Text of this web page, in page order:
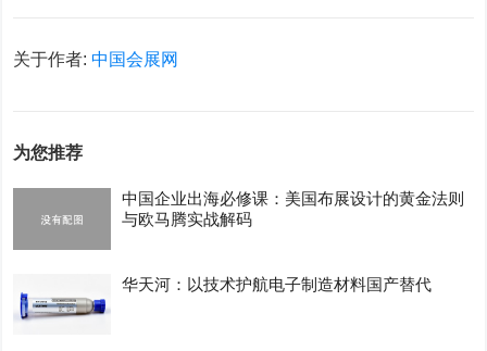
关于作者:中国会展网
为您推荐
中国企业出海必修课：美国布展设计的黄金法则
与欧马腾实战解码
华天河：以技术护航电子制造材料国产替代